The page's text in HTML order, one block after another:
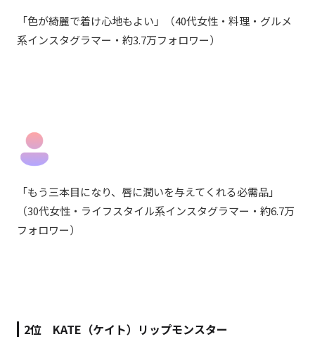
「色が綺麗で着け心地もよい 」
（40代女性・料理・グルメ
系インスタグラマー・約3.7万フォロワー）
「もう三本目になり、唇に潤いを与えてくれる必需品」
（30代女性・ライフスタイル系インスタグラマー・約6.7万
フォロワー）
2位 KATE（ケイト）リップモンスター